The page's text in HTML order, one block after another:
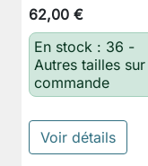
62,00 €
En stock : 36 -
Autres tailles sur
commande
Voir détails